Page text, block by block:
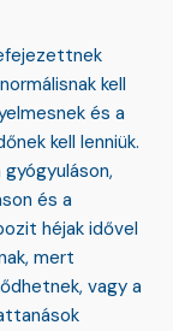
kell
és a
kell lenniük.
és a
héjak idővel
mert
vagy a